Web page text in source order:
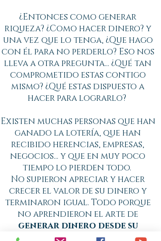
¿Entonces como generar
riqueza? ¿Como hacer dinero? y
una vez que lo tenga, ¿Que hago
con él para no perderlo? Eso nos
lleva a otra pregunta... ¿Qué tan
comprometido estas contigo
mismo? ¿Qué estas dispuesto a
hacer para lograrlo?
Existen muchas personas que han
ganado la lotería, que han
recibido herencias, empresas,
negocios... y que en muy poco
tiempo lo pierden todo.
No supieron apreciar y hacer
crecer el valor de su dinero y
terminaron igual. Todo porque
no aprendieron el arte de
generar dinero desde su
corazón y cerebro